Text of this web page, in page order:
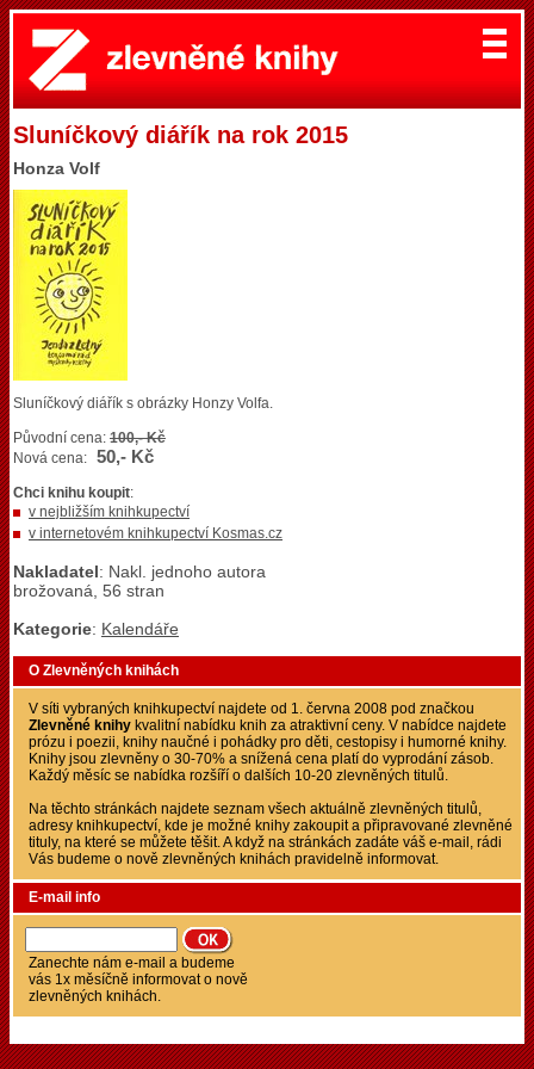
Sluníčkový diářík na rok 2015
Honza Volf
Sluníčkový diářík s obrázky Honzy Volfa.
Původní cena: 100,- Kč
Nová cena: 50,- Kč
Chci knihu koupit:
v nejbližším knihkupectví
v internetovém knihkupectví Kosmas.cz
Nakladatel: Nakl. jednoho autora
brožovaná, 56 stran
Kategorie: Kalendáře
O Zlevněných knihách
V síti vybraných knihkupectví najdete od 1. června 2008 pod značkou
Zlevněné knihy kvalitní nabídku knih za atraktivní ceny. V nabídce najdete
prózu i poezii, knihy naučné i pohádky pro děti, cestopisy i humorné knihy.
Knihy jsou zlevněny o 30-70% a snížená cena platí do vyprodání zásob.
Každý měsíc se nabídka rozšíří o dalších 10-20 zlevněných titulů.
Na těchto stránkách najdete seznam všech aktuálně zlevněných titulů,
adresy knihkupectví, kde je možné knihy zakoupit a připravované zlevněné
tituly, na které se můžete těšit. A když na stránkách zadáte váš e-mail, rádi
Vás budeme o nově zlevněných knihách pravidelně informovat.
E-mail info
Zanechte nám e-mail a budeme
vás 1x měsíčně informovat o nově
zlevněných knihách.